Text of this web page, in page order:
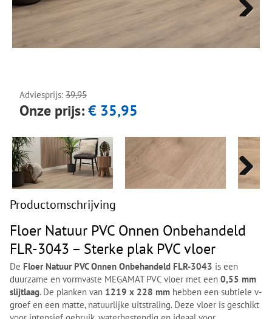
Adviesprijs: 39,95
Onze prijs:€ 35,95
Next
Next
Next
Next
Productomschrijving
Floer Natuur PVC Onnen Onbehandeld
FLR-3043 – Sterke plak PVC vloer
De Floer Natuur PVC Onnen Onbehandeld FLR-3043 is een
duurzame en vormvaste MEGAMAT PVC vloer met een 0,55 mm
slijtlaag. De planken van 1219 x 228 mm hebben een subtiele v-
groef en een matte, natuurlijke uitstraling. Deze vloer is geschikt